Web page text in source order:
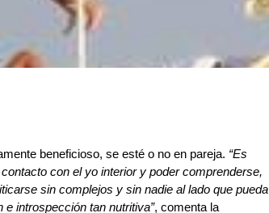
beneficioso, se esté o no en pareja. “Es
con el yo interior y poder comprenderse,
sin complejos y sin nadie al lado que pueda
e introspección tan nutritiva”, comenta la